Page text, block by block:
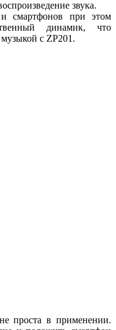
звука.
смартфонов при этом
динамик, что
с ZP201.
проста в применении.